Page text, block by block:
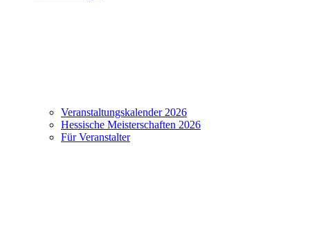
Veranstaltungskalender 2026
Hessische Meisterschaften 2026
Für Veranstalter